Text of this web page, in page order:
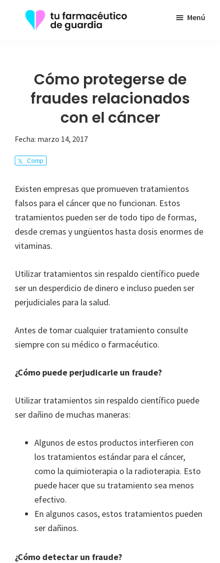
Guardia
información
necesita
enfermedad
Menú
Cómo protegerse de
fraudes relacionados
con el cáncer
Fecha: marzo 14, 2017
Comp
Existen empresas que promueven tratamientos
falsos para el cáncer que no funcionan. Estos
tratamientos pueden ser de todo tipo de formas,
desde cremas y ungüentos hasta dosis enormes de
vitaminas.
Utilizar tratamientos sin respaldo científico puede
ser un desperdicio de dinero e incluso pueden ser
perjudiciales para la salud.
Antes de tomar cualquier tratamiento consulte
siempre con su médico o farmacéutico.
¿Cómo puede perjudicarle un fraude?
Utilizar tratamientos sin respaldo científico puede
ser dañino de muchas maneras:
Algunos de estos productos interfieren con
los tratamientos estándar para el cáncer,
como la quimioterapia o la radioterapia. Esto
puede hacer que su tratamiento sea menos
efectivo.
En algunos casos, estos tratamientos pueden
ser dañinos.
¿Cómo detectar un fraude?